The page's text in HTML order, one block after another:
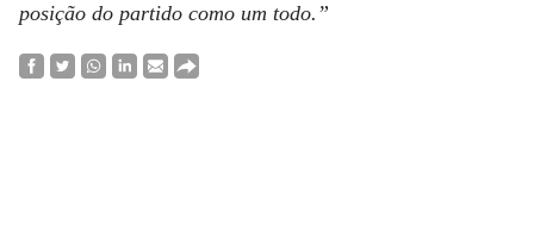
posição do partido como um todo.”